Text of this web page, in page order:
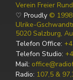
Verein Freier
♡ Proudly ©
Ulrike-
5020 Salzburg,
Telefon Office:
Telefon Studio:
Mail:
Radio: 107,5 &